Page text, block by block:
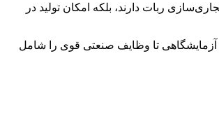
ربات دارند، بلکه امکان تولید در
آزمایشگاهی تا وظایف صنعتی قوی را شامل